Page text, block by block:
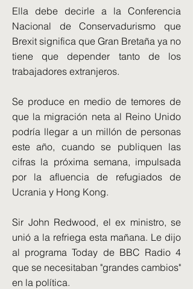
Ella debe decirle a la Conferencia
Nacional de Conservadurismo que
Brexit significa que Gran Bretaña ya no
tiene que depender tanto de los
trabajadores extranjeros.
Se produce en medio de temores de
que la migración neta al Reino Unido
podría llegar a un millón de personas
este año, cuando se publiquen las
cifras la próxima semana, impulsada
por la afluencia de refugiados de
Ucrania y Hong Kong.
Sir John Redwood, el ex ministro, se
unió a la refriega esta mañana. Le dijo
al programa Today de BBC Radio 4
que se necesitaban "grandes cambios"
en la política.